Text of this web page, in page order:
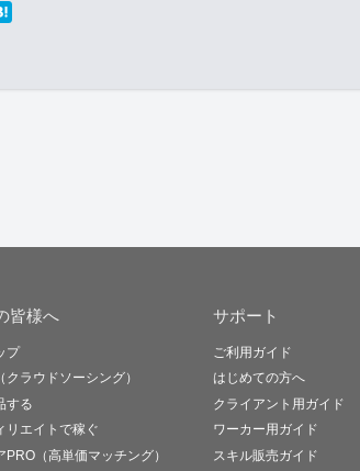
皆様へ
プ
ラウドソーシング）
する
リエイトで稼ぐ
PRO（高単価マッチング）
サポート
ご利用ガイド
はじめての方へ
クライアント用ガイド
ワーカー用ガイド
スキル販売ガイド